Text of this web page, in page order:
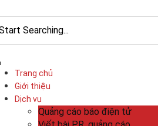
Trang chủ
Giới thiệu
Dịch vụ
Quảng cáo báo điện tử